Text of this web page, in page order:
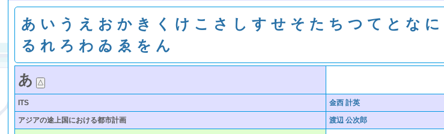
あ い う え お か き く け こ さ し す せ そ た ち つ て と な に
る れ ろ わ ゐ ゑ を ん
あ
ITS 金西 計英
アジアの途上国における都市計画 渡辺 公次郎